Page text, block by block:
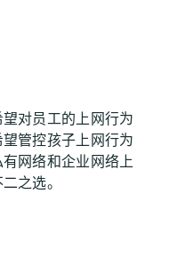
对员工的上网行为
管控孩子上网行为
网络和企业网络上
之选。